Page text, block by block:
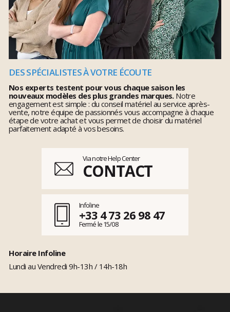
DES SPÉCIALISTES À VOTRE ÉCOUTE
Nos experts testent pour vous chaque saison les
nouveaux modèles des plus grandes marques.Notre
engagement est simple : du conseil matériel au service après-
vente, notre équipe de passionnés vous accompagne à chaque
étape de votre achat et vous permet de choisir du matériel
parfaitement adapté à vos besoins.
Via notre Help Center
CONTACT
Infoline
+33 4 73 26 98 47
Fermé le 15/08
Horaire Infoline
Lundi au Vendredi 9h-13h / 14h-18h